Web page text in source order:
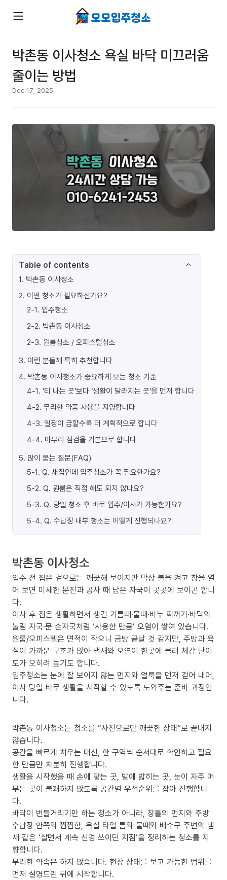
박촌동 이사청소 욕실 바닥 미끄러움
줄이는 방법
Dec 17, 2025
Table of contents
1. 박촌동 이사청소
2. 어떤 청소가 필요하신가요?
2-1. 입주청소
2-2. 박촌동 이사청소
2-3. 원룸청소 / 오피스텔청소
3. 이런 분들께 특히 추천합니다
4. 박촌동 이사청소가 중요하게 보는 청소 기준
4-1. ‘티 나는 곳’보다 ‘생활이 달라지는 곳’을 먼저 합니다
4-2. 무리한 약품 사용을 지양합니다
4-3. 일정이 급할수록 더 계획적으로 합니다
4-4. 마무리 점검을 기본으로 합니다
5. 많이 묻는 질문(FAQ)
5-1. Q. 새집인데 입주청소가 꼭 필요한가요?
5-2. Q. 원룸은 직접 해도 되지 않나요?
5-3. Q. 당일 청소 후 바로 입주/이사가 가능한가요?
5-4. Q. 수납장 내부 청소는 어떻게 진행되나요?
박촌동 이사청소
입주 전 집은 겉으로는 깨끗해 보이지만 막상 불을 켜고 창을 열
어 보면 미세한 분진과 공사 때 남은 자국이 곳곳에 보이곤 합니
다.
이사 후 집은 생활하면서 생긴 기름때·물때·비누 찌꺼기·바닥의
눌림 자국·문 손자국처럼 ‘사용한 만큼’ 오염이 쌓여 있습니다.
원룸/오피스텔은 면적이 작으니 금방 끝날 것 같지만, 주방과 욕
실이 가까운 구조가 많아 냄새와 오염이 한곳에 몰려 체감 난이
도가 오히려 높기도 합니다.
입주청소는 눈에 잘 보이지 않는 먼지와 얼룩을 먼저 걷어 내어,
이사 당일 바로 생활을 시작할 수 있도록 도와주는 준비 과정입
니다.
박촌동 이사청소는 청소를 “사진으로만 깨끗한 상태”로 끝내지
않습니다.
공간을 빠르게 치우는 대신, 한 구역씩 순서대로 확인하고 필요
한 만큼만 차분히 진행합니다.
생활을 시작했을 때 손에 닿는 곳, 발에 밟히는 곳, 눈이 자주 머
무는 곳이 불쾌하지 않도록 공간별 우선순위를 잡아 진행합니
다.
바닥이 번들거리기만 하는 청소가 아니라, 창틀의 먼지와 주방
수납장 안쪽의 찝찝함, 욕실 타일 틈의 물때와 배수구 주변의 냄
새 같은 ‘살면서 계속 신경 쓰이던 지점’을 정리하는 청소를 지
향합니다.
무리한 약속은 하지 않습니다. 현장 상태를 보고 가능한 범위를
먼저 설명드린 뒤에 시작합니다.